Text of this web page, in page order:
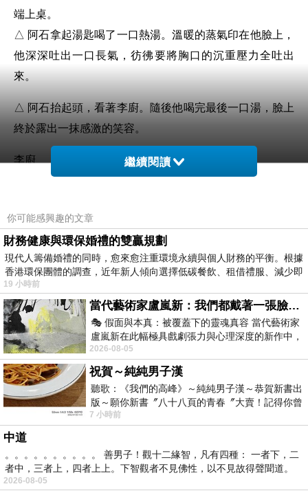
端上桌。
△ 阿石拿起湯匙喝了一口熱湯。溫暖的蒸氣印在他臉上，
他深深吐出一口長氣，彷彿要將胸口的沉重壓力全吐出
來。
△ 阿石抬起頭，看著李廚。隨後他喝完最後一口湯，臉上
終於露出一抹感激的笑容。
李廚
（笑著點頭，語氣親切）
開。
場景 2. 外。巷弄街道／「閆咖啡」外。黎明
（大雨）
繼續閱讀
你可能感興趣的文章
財務健康與環保婚禮的雙贏規劃
現代人籌備婚禮的同時，愈來愈注重環境永續與個人財務的平衡。根據
香港環保團體的調查，近年新人傾向選擇低碳餐飲、租借禮服、減少即
19 小時前
當代藝術家盧嵐新：我們都戴著一張臉，可真正的自己，總藏在那些被塗抹、被覆蓋的痕跡裡
🎭 假面與本真：被覆蓋下的靈魂真容 當代藝術家
盧嵐新在此幅極具戲劇張力與心理深度的新作中，
運用質感豐富的紙材肌理、墨痕與大膽的
2026-08-05
祝賀～純純男子漢
聽歌：《我們的高峰》～純純男子漢～恭賀新書出
版～願你新書〞八十八頁的青春〞大賣！記得你曾
經在我的版留言…「好讚的圖^^感覺大家
7 小時前
中道
。。。。。。。。。。 善男子！觀十二緣智，凡有四種： 一者下，二
者中，三者上，四者上上。下智觀者不見佛性，以不見故得聲聞道。
2026-08-05